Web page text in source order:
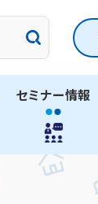
セミナー情報